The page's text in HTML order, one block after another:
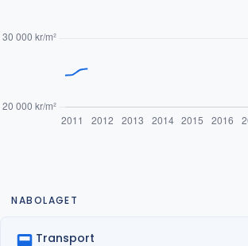
NABOLAGET
Transport